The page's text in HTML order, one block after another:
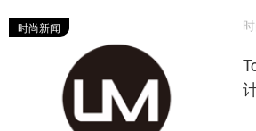
时尚新闻